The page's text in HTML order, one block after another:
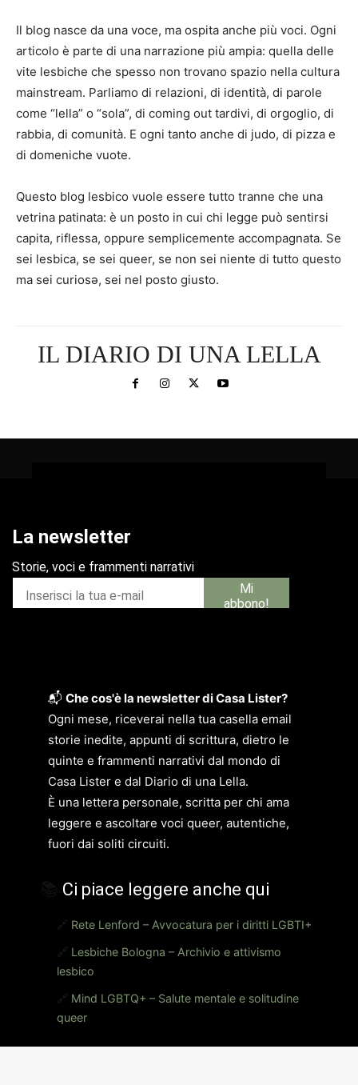
Il blog nasce da una voce, ma ospita anche più voci. Ogni
articolo è parte di una narrazione più ampia: quella delle
vite lesbiche che spesso non trovano spazio nella cultura
mainstream. Parliamo di relazioni, di identità, di parole
come “lella” o “sola”, di coming out tardivi, di orgoglio, di
rabbia, di comunità. E ogni tanto anche di judo, di pizza e
di domeniche vuote.
Questo blog lesbico vuole essere tutto tranne che una
vetrina patinata: è un posto in cui chi legge può sentirsi
capita, riflessa, oppure semplicemente accompagnata. Se
sei lesbica, se sei queer, se non sei niente di tutto questo
ma sei curiosə, sei nel posto giusto.
IL DIARIO DI UNA LELLA
📬 Che cos'è la newsletter di Casa Lister?
Ogni mese, riceverai nella tua casella email
storie inedite, appunti di scrittura, dietro le
quinte e frammenti narrativi dal mondo di
Casa Lister e dal Diario di una Lella.
È una lettera personale, scritta per chi ama
leggere e ascoltare voci queer, autentiche,
fuori dai soliti circuiti.
Ci piace leggere anche qui
🔗 Rete Lenford – Avvocatura per i diritti LGBTI+
🔗 Lesbiche Bologna – Archivio e attivismo
lesbico
🔗 Mind LGBTQ+ – Salute mentale e solitudine
queer